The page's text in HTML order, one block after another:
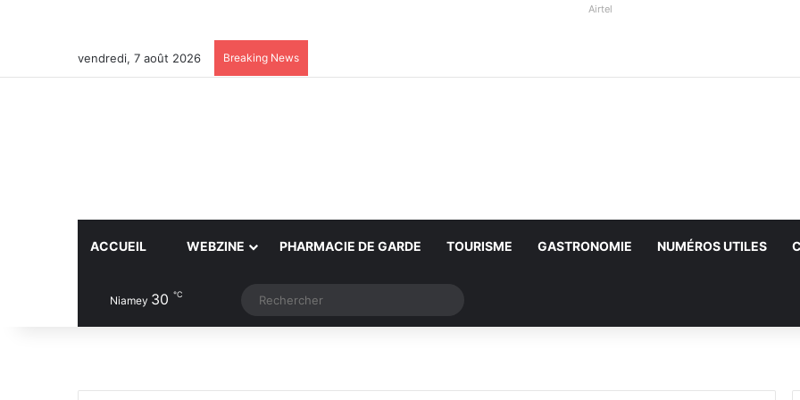
Airtel
vendredi, 7 août 2026 Breaking News
ACCUEIL WEBZINE PHARMACIE DE GARDE TOURISME GASTRONOMIE NUMÉROS UTILES
Niamey 30 ℃ Article Aléatoire
Switch skin